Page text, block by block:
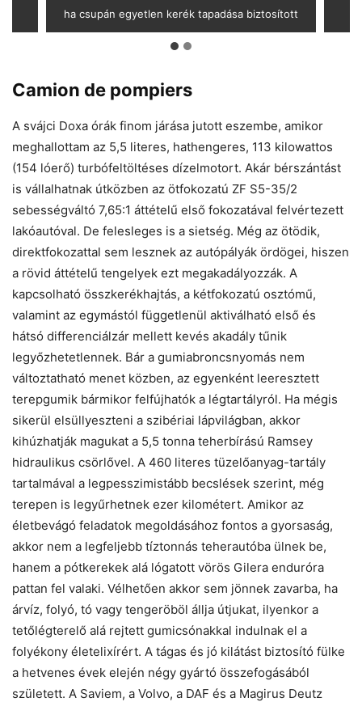
ha csupán egyetlen kerék tapadása biztosított
Camion de pompiers
A svájci Doxa órák finom járása jutott eszembe, amikor
meghallottam az 5,5 literes, hathengeres, 113 kilowattos
(154 lóerő) turbófeltöltéses dízelmotort. Akár bérszántást
is vállalhatnak útközben az ötfokozatú ZF S5-35/2
sebességváltó 7,65:1 áttételű első fokozatával felvértezett
lakóautóval. De felesleges is a sietség. Még az ötödik,
direktfokozattal sem lesznek az autópályák ördögei, hiszen
a rövid áttételű tengelyek ezt megakadályozzák. A
kapcsolható összkerékhajtás, a kétfokozatú osztómű,
valamint az egymástól függetlenül aktiválható első és
hátsó differenciálzár mellett kevés akadály tűnik
legyőzhetetlennek. Bár a gumiabroncsnyomás nem
változtatható menet közben, az egyenként leeresztett
terepgumik bármikor felfújhatók a légtartályról. Ha mégis
sikerül elsüllyeszteni a szibériai lápvilágban, akkor
kihúzhatják magukat a 5,5 tonna teherbírású Ramsey
hidraulikus csörlővel. A 460 literes tüzelőanyag-tartály
tartalmával a legpesszimistább becslések szerint, még
terepen is legyűrhetnek ezer kilométert. Amikor az
életbevágó feladatok megoldásához fontos a gyorsaság,
akkor nem a legfeljebb tíztonnás teherautóba ülnek be,
hanem a pótkerekek alá lógatott vörös Gilera enduróra
pattan fel valaki. Vélhetően akkor sem jönnek zavarba, ha
árvíz, folyó, tó vagy tengeröböl állja útjukat, ilyenkor a
tetőlégterelő alá rejtett gumicsónakkal indulnak el a
folyékony életelixírért. A tágas és jó kilátást biztosító fülke
a hetvenes évek elején négy gyártó összefogásából
született. A Saviem, a Volvo, a DAF és a Magirus Deutz